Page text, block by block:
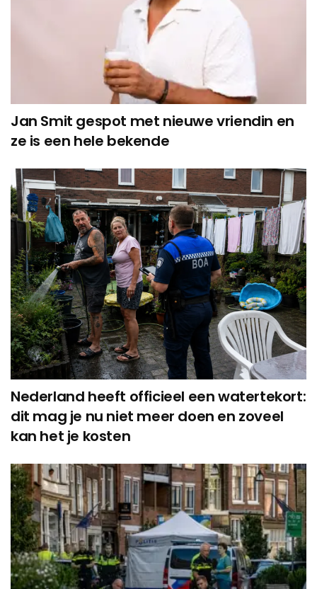
Jan Smit gespot met nieuwe vriendin en
ze is een hele bekende
Nederland heeft officieel een watertekort:
dit mag je nu niet meer doen en zoveel
kan het je kosten